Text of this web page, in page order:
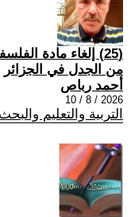
(25) إلغاء مادة
من الجدل في الجزائر
أحمد رباص
2026 / 8 / 10
التربية والتعليم